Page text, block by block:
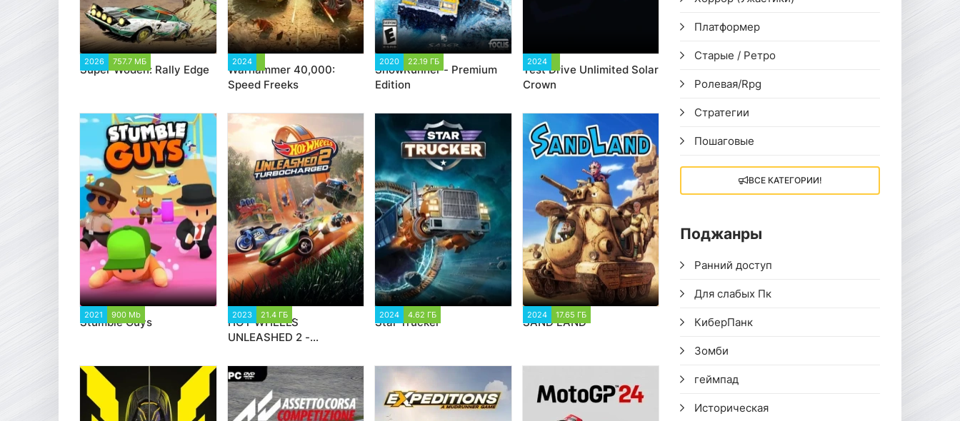
2026 757.7 МБ
Super Woden: Rally Edge
2024
Warhammer 40,000:
Speed Freeks
2020 22.19 ГБ
SnowRunner - Premium
Edition
2024
Test Drive Unlimited Solar
Crown
2021 900 Mb
Stumble Guys
2023 21.4 ГБ
HOT WHEELS
UNLEASHED 2 -
2024 4.62 ГБ
Star Trucker
2024 17.65 ГБ
SAND LAND
Платформер
Старые / Ретро
Ролевая/Rpg
Стратегии
Пошаговые
ВСЕ КАТЕГОРИИ!
Поджанры
Ранний доступ
Для слабых Пк
КиберПанк
Зомби
геймпад
Историческая